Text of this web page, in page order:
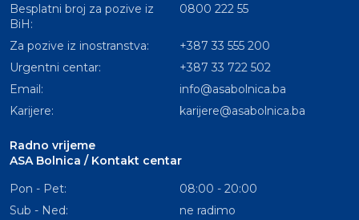
Besplatni broj za pozive iz
BiH:
0800 222 55
Za pozive iz inostranstva:
+387 33 555 200
Urgentni centar:
+387 33 722 502
Email:
info@asabolnica.ba
Karijere:
karijere@asabolnica.ba
Radno vrijeme
ASA Bolnica / Kontakt centar
Pon - Pet:
08:00 - 20:00
Sub - Ned:
ne radimo